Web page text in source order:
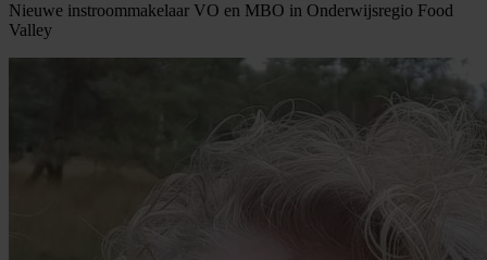
Nieuwe instroommakelaar VO en MBO in Onderwijsregio Food
Valley